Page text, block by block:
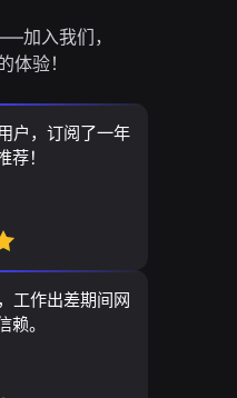
加入我们，
体验！
户，订阅了一年
！
工作出差期间网
。